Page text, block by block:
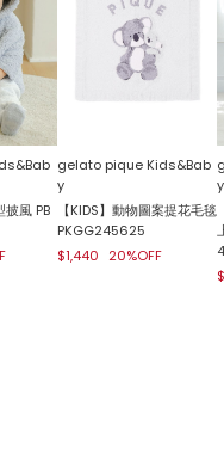
披風 PB
gelato pique Kids&Bab
y
【KIDS】動物圖案提花毛毯
PKGG245625
$1,440
20%OFF
y